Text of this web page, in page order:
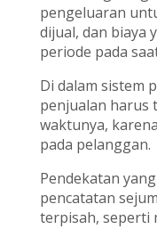
pengeluaran
dijual, dan biaya
periode pada
Di dalam sistem
penjualan harus
waktunya,
pada pelanggan.
Pendekatan
pencatatan
terpisah, seperti